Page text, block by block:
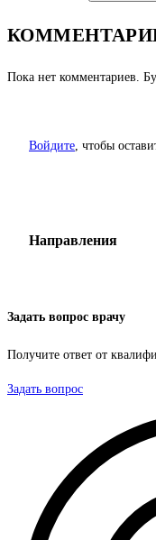
Пока нет комментариев.
Войдите, чтобы
Направления
Задать вопрос врачу
Получите ответ от
Задать вопрос